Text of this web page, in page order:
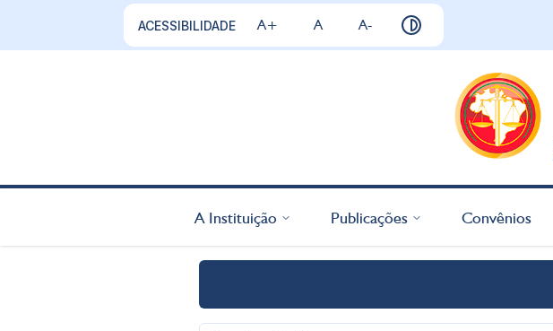
ACESSIBILIDADE A+ A A-
A Instituição Publicações Convênios